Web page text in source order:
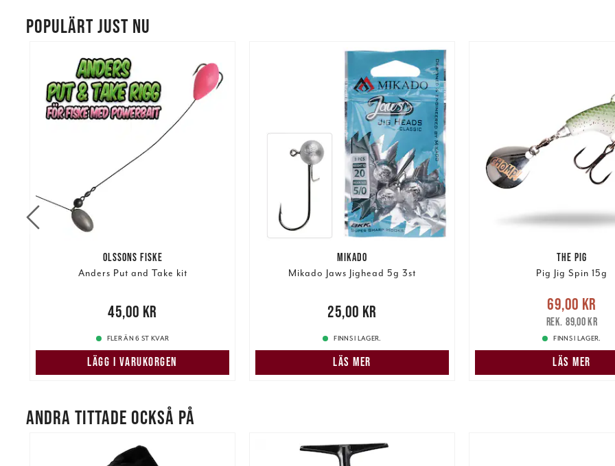
POPULÄRT JUST NU
OLSSONS FISKE
Anders Put and Take kit
45,00 kr45,00 kr
FLER ÄN 6 ST KVAR
LÄGG I VARUKORGEN
MIKADO
Mikado Jaws Jighead 5g 3st
25,00 kr25,00 kr
FINNS I LAGER.
LÄS MER
THE PIG
Pig Jig Spin 15g
Nuvarande pris:69,00 kr
pris:89,00 kr
69,00 kr
89,00 kr
FINNS I LAGER.
LÄS MER
ANDRA TITTADE OCKSÅ PÅ